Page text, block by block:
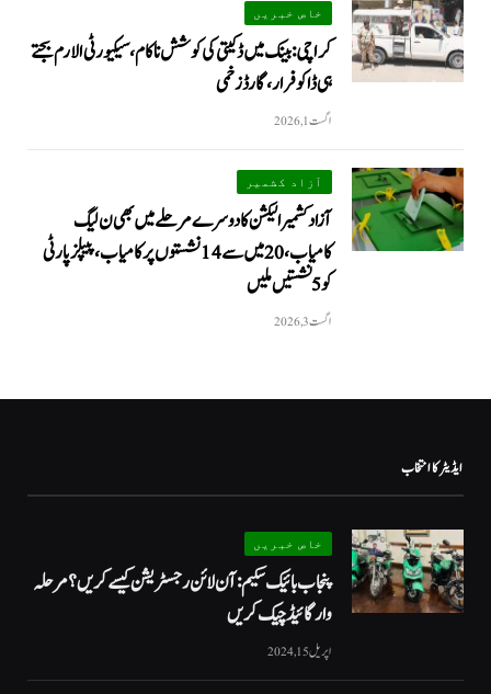
خاص خبریں
کراچی: بینک میں ڈکیتی کی کوشش ناکام، سیکیورٹی الارم بجتے
ہی ڈاکو فرار، گارڈ زخمی
اگست 1, 2026
آزاد کشمیر
آزاد کشمیر الیکشن کا دوسرے مرحلے میں بھی ن لیگ
کامیاب، 20 میں سے 14 نشستوں پر کامیاب، پیپلزپارٹی
کو 5 نشستیں ملیں
اگست 3, 2026
ایڈیٹر کا انتخاب
خاص خبریں
پنجاب بائیک سکیم: آن لائن رجسٹریشن کیسے کریں؟ مرحلہ
وار گائیڈ چیک کریں
اپریل 15, 2024